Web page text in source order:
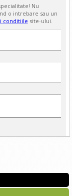
Nu
o intrebare sau un
conditiile site-ului.